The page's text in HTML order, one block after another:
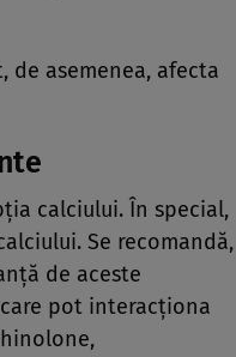
de asemenea, afecta
calciului. În special,
Se recomandă,
de aceste
pot interacționa